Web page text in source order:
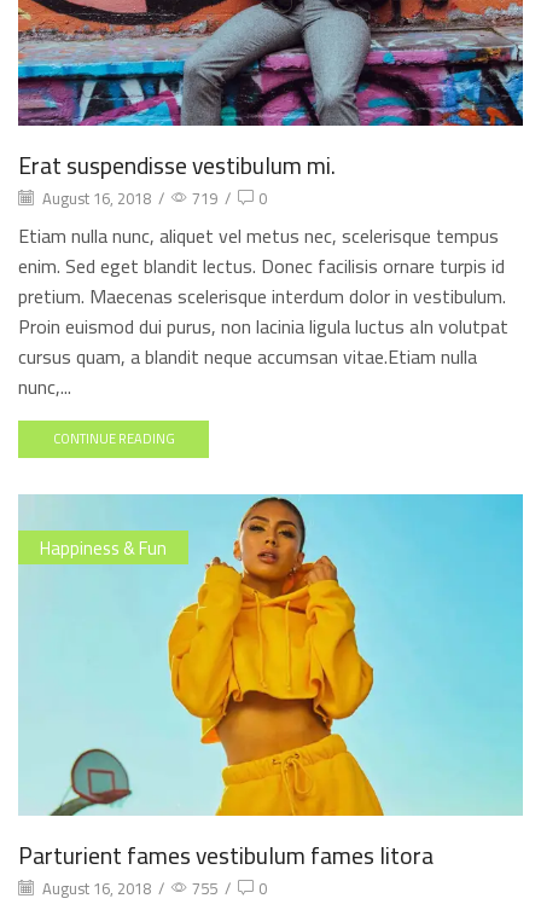
Erat suspendisse vestibulum mi.
August 16, 2018 / 719 / 0
Etiam nulla nunc, aliquet vel metus nec, scelerisque tempus
enim. Sed eget blandit lectus. Donec facilisis ornare turpis id
pretium. Maecenas scelerisque interdum dolor in vestibulum.
Proin euismod dui purus, non lacinia ligula luctus aIn volutpat
cursus quam, a blandit neque accumsan vitae.Etiam nulla
nunc,...
CONTINUE READING
Happiness & Fun
Parturient fames vestibulum fames litora
August 16, 2018 / 755 / 0